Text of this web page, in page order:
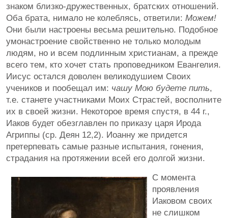
знаком близко-дружественных, братских отношений.
Оба брата, нимало не колеблясь, ответили: Можем!
Они были настроены весьма решительно. Подобное
умонастроение свойственно не только молодым
людям, но и всем подлинным христианам, а прежде
всего тем, кто хочет стать проповедником Евангелия.
Иисус остался доволен великодушием Своих
учеников и пообещал им: чашу Мою будете пить,
т.е. станете участниками Моих Страстей, восполните
их в своей жизни. Некоторое время спустя, в 44 г.,
Иаков будет обезглавлен по приказу царя Ирода
Агриппы (ср. Деян 12,2). Иоанну же придется
претерпевать самые разные испытания, гонения,
страдания на протяжении всей его долгой жизни.
С момента
проявления
Иаковом своих
не слишком